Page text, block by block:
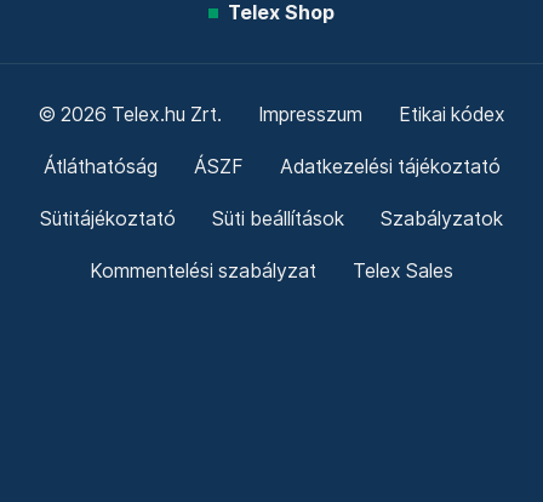
Telex Shop
© 2026 Telex.hu Zrt. Impresszum Etikai kódex
Átláthatóság ÁSZF Adatkezelési tájékoztató
Sütitájékoztató Süti beállítások Szabályzatok
Kommentelési szabályzat Telex Sales